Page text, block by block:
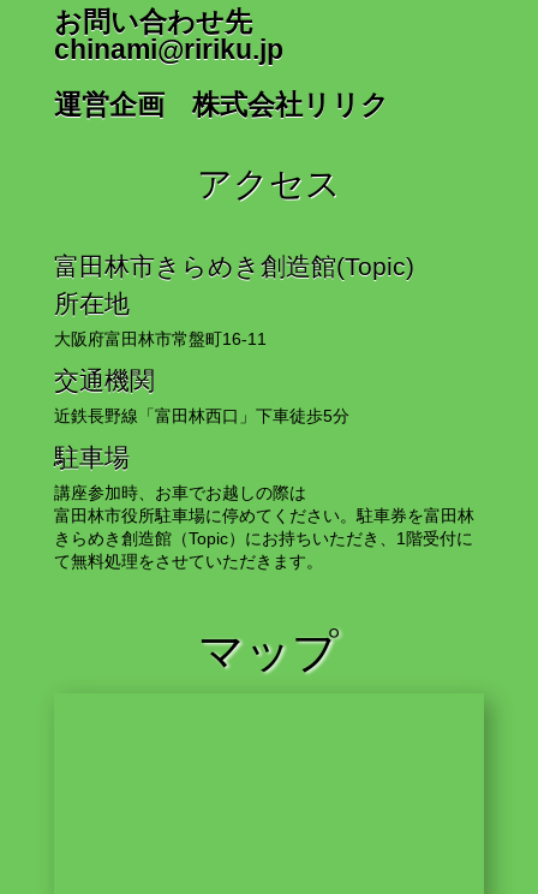
お問い合わせ先
chinami@ririku.jp
運営企画 株式会社リリク
アクセス
富田林市きらめき創造館(Topic)
所在地
大阪府富田林市常盤町16-11
交通機関
近鉄長野線「富田林西口」下車徒歩5分
駐車場
講座参加時、お車でお越しの際は
富田林市役所駐車場に停めてください。駐車券を富田林
きらめき創造館（Topic）にお持ちいただき、1階受付に
て無料処理をさせていただきます。
マップ